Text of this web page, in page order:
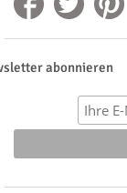
abonnieren